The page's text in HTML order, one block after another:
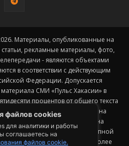
файлов cookies
для аналитики и работы
соглашаетесь на
файлов cookie.
Материалы, опубликованные на
рекламные материалы, фото,
- являются объектами
в соответствии с действующим
Федерации. Допускается
СМИ «Пульс Хакасии» в
процентов от общего текста
размещением гиперссылки на
материала. Гиперссылка должна
материала и быть доступной
системами. Заимствование более